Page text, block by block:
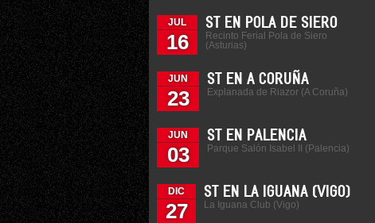
JUL
16
ST EN POLA DE SIERO
Recinto Ferial Pola de Siero
(Asturias)
JUN
23
ST EN A CORUÑA
Explanada de Riazor (A Coruña)
JUN
03
ST EN PALENCIA
Parque Salón Isabel II (Palencia)
DIC
27
ST EN LA IGUANA (VIGO)
La Iguana Club (Vigo)